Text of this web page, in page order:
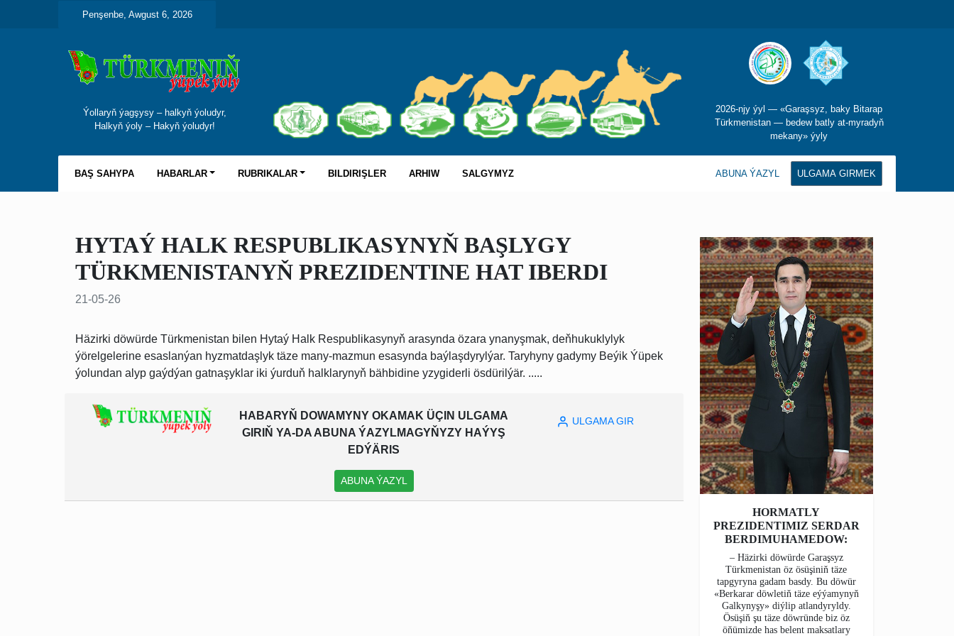
Penşenbe, Awgust 6, 2026
Ýollaryň ýagşysy – halkyň ýoludyr,
Halkyň ýoly – Hakyň ýoludyr!
2026-njy ýyl — «Garaşsyz, baky Bitarap
Türkmenistan — bedew batly at-myradyň
mekany» ýyly
BAŞ SAHYPA HABARLAR RUBRIKALAR BILDIRIŞLER ARHIW SALGYMYZ ABUNA ÝAZYL ULGAMA GIRMEK
HYTAÝ HALK RESPUBLIKASYNYŇ BAŞLYGY
TÜRKMENISTANYŇ PREZIDENTINE HAT IBERDI
21-05-26
Häzirki döwürde Türkmenistan bilen Hytaý Halk Respublikasynyň arasynda özara ynanyşmak, deňhukuklylyk
ýörelgelerine esaslanýan hyzmatdaşlyk täze many-mazmun esasynda baýlaşdyrylýar. Taryhyny gadymy Beýik Ýüpek
ýolundan alyp gaýdýan gatnaşyklar iki ýurduň halklarynyň bähbidine yzygiderli ösdürilýär. .....
HABARYŇ DOWAMYNY OKAMAK ÜÇIN ULGAMA
GIRIŇ YA-DA ABUNA ÝAZYLMAGYŇYZY HAÝYŞ
EDÝÄRIS
ABUNA ÝAZYL
ULGAMA GIR
HORMATLY
PREZIDENTIMIZ SERDAR
BERDIMUHAMEDOW:
– Häzirki döwürde Garaşsyz
Türkmenistan öz ösüşiniň täze
tapgyryna gadam basdy. Bu döwür
«Berkarar döwletiň täze eýýamynyň
Galkynyşy» diýlip atlandyryldy.
Ösüşiň şu täze döwründe biz öz
öňümizde has belent maksatlary